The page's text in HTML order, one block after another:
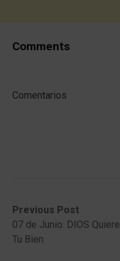
Comments
Comentarios
Post
navigation
Previous Post
Previous
post:07 de Junio: DIOS Quiere
Tu Bien
Next
post: